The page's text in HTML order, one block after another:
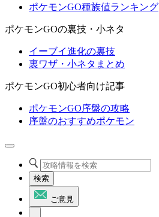
ポケモンGO種族値ランキング
ポケモンGOの裏技・小ネタ
イーブイ進化の裏技
裏ワザ・小ネタまとめ
ポケモンGO初心者向け記事
ポケモンGO序盤の攻略
序盤のおすすめポケモン
検索
ご意見